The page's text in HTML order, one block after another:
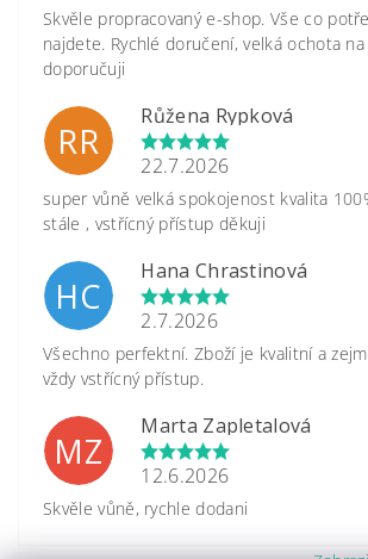
Skvěle propracovaný e-shop. Vše co
najdete. Rychlé doručení, velká ochota
doporučuji
RR
Růžena Rypková
22.7.2026
super vůně velká spokojenost kvalita
stále , vstřícný přístup děkuji
HC
Hana Chrastinová
2.7.2026
Všechno perfektní. Zboží je kvalitní a
vždy vstřícný přístup.
MZ
Marta Zapletalová
12.6.2026
Skvěle vůně, rychle dodani